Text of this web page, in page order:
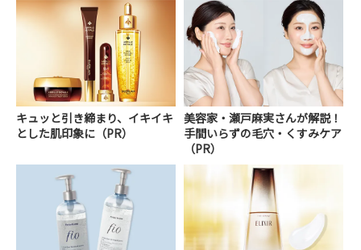
キュッと引き締まり、イキイキ
とした肌印象に（PR）
美容家・瀬戸麻実さんが解説！
手間いらずの毛穴・くすみケア
（PR）